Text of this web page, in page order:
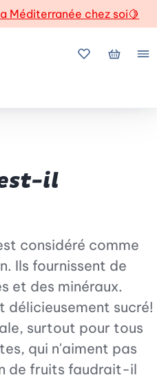
Méditerranée chez soi🍋
Mes favoris
Mon
il
considéré comme
Ils fournissent de
et des minéraux.
délicieusement sucré!
surtout pour tous
qui n'aiment pas
de fruits faudrait-il